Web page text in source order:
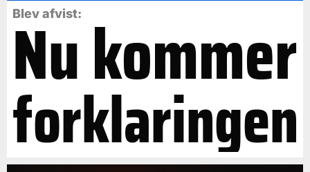
Blev afvist:
Nu kommer
forklaringen